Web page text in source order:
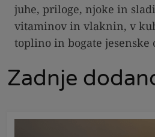
juhe, priloge, njoke in
vitaminov in vlaknin, v
toplino in bogate jesenske
Zadnje